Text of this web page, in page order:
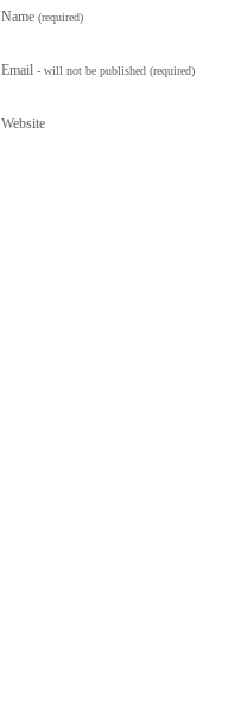
Name (required)
Email - will not be published (required)
Website